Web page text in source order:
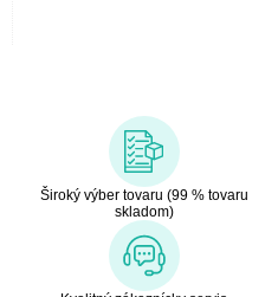
Široký výber tovaru (99 % tovaru
skladom)